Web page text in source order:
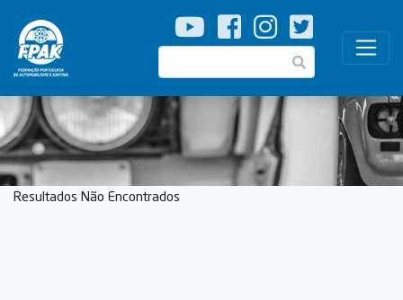
Passar
para
o
Pesquisar
Resultados Não Encontrados